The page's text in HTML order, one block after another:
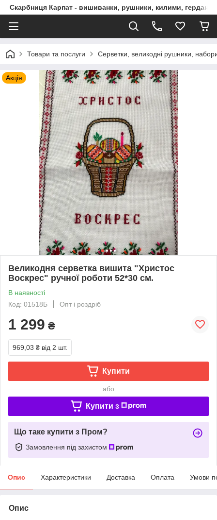
Скарбниця Карпат - вишиванки, рушники, килими, гердани,
Товари та послуги Серветки, великодні рушники,
Акція
Великодня серветка вишита "Христос
Воскрес" ручної роботи 52*30 см.
В наявності
Код: 01518Б
Опт і роздріб
1 299 ₴
969,03 ₴ від 2 шт.
Купити
або
Купити з
Що таке купити з Пром?
Замовлення під захистом
Опис Характеристики Доставка Оплата Умови
Опис